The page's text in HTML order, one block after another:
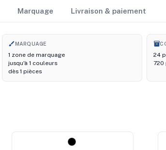
Marquage Livraison & paiement
brushMARQUAGE
1 zone de marquage
jusqu'à 1 couleurs
dès 1 pièces
24
720